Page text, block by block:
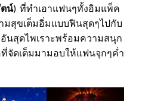
น์) ที่ทำเอาแฟนๆทั้งอิมแพ็ค
มสุขเต็มอิ่มแบบฟินสุดๆไปกับ
นสุดไพเราะพร้อมความสนุก
จัดเต็มมามอบให้แฟนจุกๆค่ำ